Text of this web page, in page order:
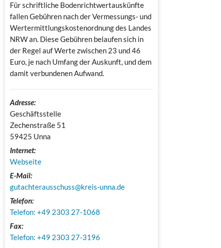
Für schriftliche Bodenrichtwertauskünfte
fallen Gebühren nach der Vermessungs- und
Wertermittlungskostenordnung des Landes
NRW an. Diese Gebühren belaufen sich in
der Regel auf Werte zwischen 23 und 46
Euro, je nach Umfang der Auskunft, und dem
damit verbundenen Aufwand.
Adresse:
Geschäftsstelle
Zechenstraße 51
59425 Unna
Internet:
Webseite
E-Mail:
gutachterausschuss@kreis-unna.de
Telefon:
Telefon: +49 2303 27-1068
Fax:
Telefon: +49 2303 27-3196